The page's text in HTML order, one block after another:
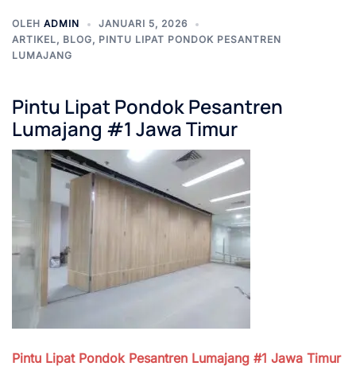
OLEH ADMIN
JANUARI 5, 2026
ARTIKEL, BLOG, PINTU LIPAT PONDOK PESANTREN
LUMAJANG
Pintu Lipat Pondok Pesantren
Lumajang #1 Jawa Timur
Pintu Lipat Pondok Pesantren Lumajang #1 Jawa Timur